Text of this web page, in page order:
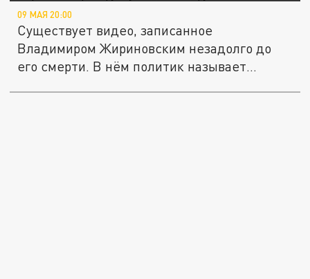
09 МАЯ 20:00
Существует видео, записанное
Владимиром Жириновским незадолго до
его смерти. В нём политик называет